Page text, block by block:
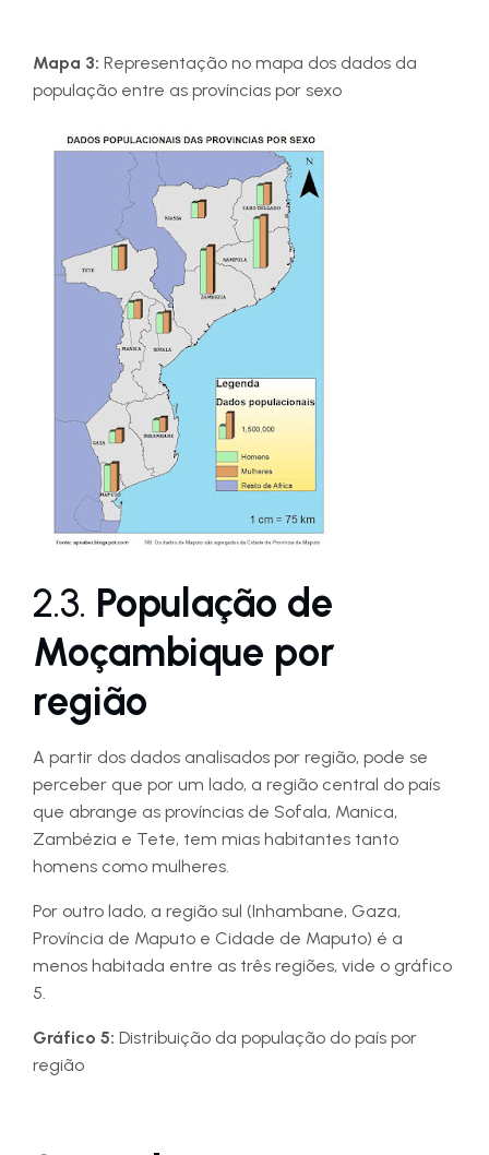
Mapa 3: Representação no mapa dos dados da
população entre as províncias por sexo
2.3. População de
Moçambique por
região
A partir dos dados analisados por região, pode se
perceber que por um lado, a região central do país
que abrange as províncias de Sofala, Manica,
Zambézia e Tete, tem mias habitantes tanto
homens como mulheres.
Por outro lado, a região sul (Inhambane, Gaza,
Província de Maputo e Cidade de Maputo) é a
menos habitada entre as três regiões, vide o gráfico
5.
Gráfico 5: Distribuição da população do país por
região